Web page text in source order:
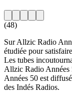
(48)
Sur Allzic Radio
étudiée pour
Les tubes
Allzic Radio Années
Années 50 est
des Indés Radios.